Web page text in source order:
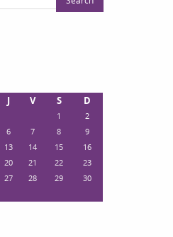
J V S D
1
2
6 7 8
9
13 14 15
16
20 21 22
23
27 28 29
30